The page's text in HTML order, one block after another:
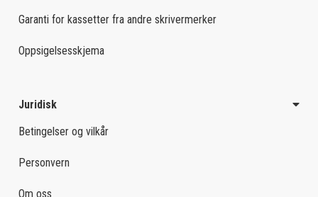
Garanti for kassetter fra andre skrivermerker
Oppsigelsesskjema
Juridisk
Betingelser og vilkår
Personvern
Om oss